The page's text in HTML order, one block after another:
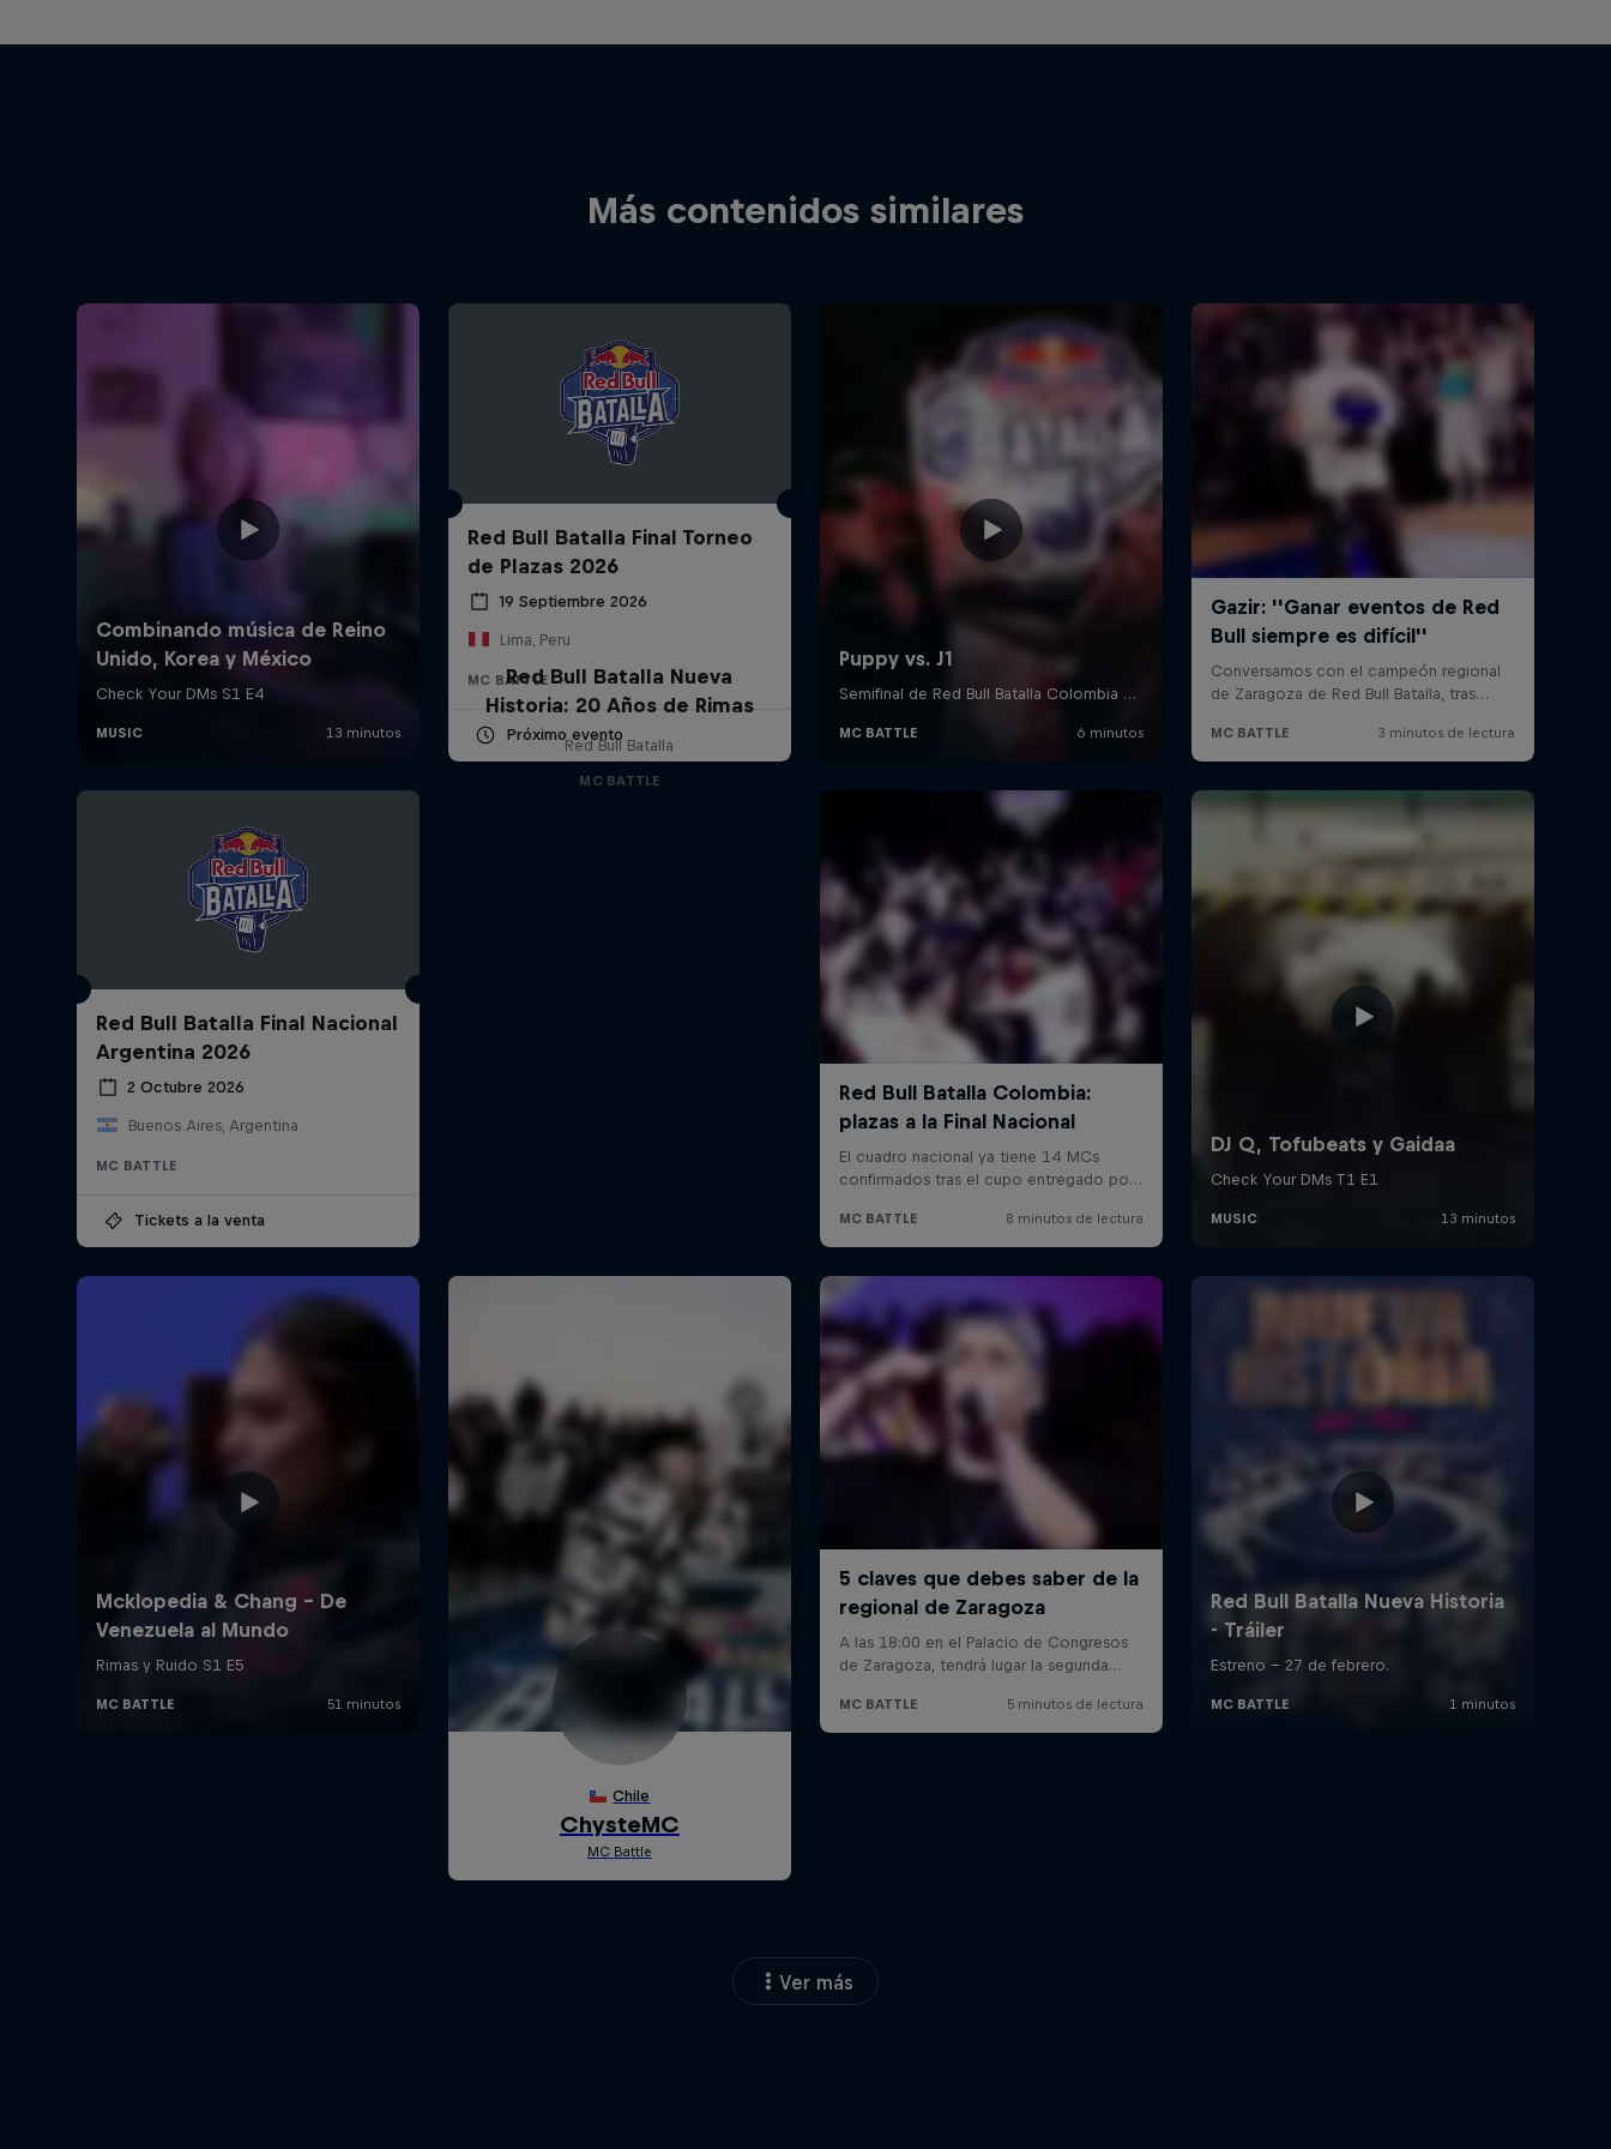
Más contenidos similares
Red Bull Batalla Final Torneo
de Plazas 2026
19 Septiembre 2026
Lima, Peru
MC BATTLE
Próximo evento
Red Bull Batalla Final Nacional
Argentina 2026
2 Octubre 2026
Buenos Aires, Argentina
MC BATTLE
Tickets a la venta
Red Bull Batalla Nueva
Historia: 20 Años de Rimas
Red Bull Batalla
MC BATTLE
Ver más